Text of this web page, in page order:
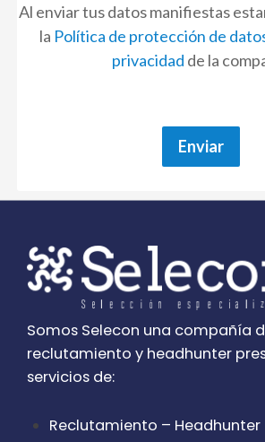
Al enviar tus datos manifiestas
la Política de protección de
privacidad de la
Enviar
Somos Selecon una compañía
reclutamiento y headhunter
servicios de:
Reclutamiento – Headhunter